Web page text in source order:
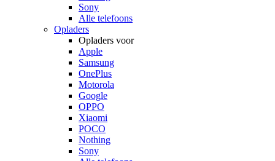
Sony
Alle telefoons
Opladers
Opladers voor
Apple
Samsung
OnePlus
Motorola
Google
OPPO
Xiaomi
POCO
Nothing
Sony